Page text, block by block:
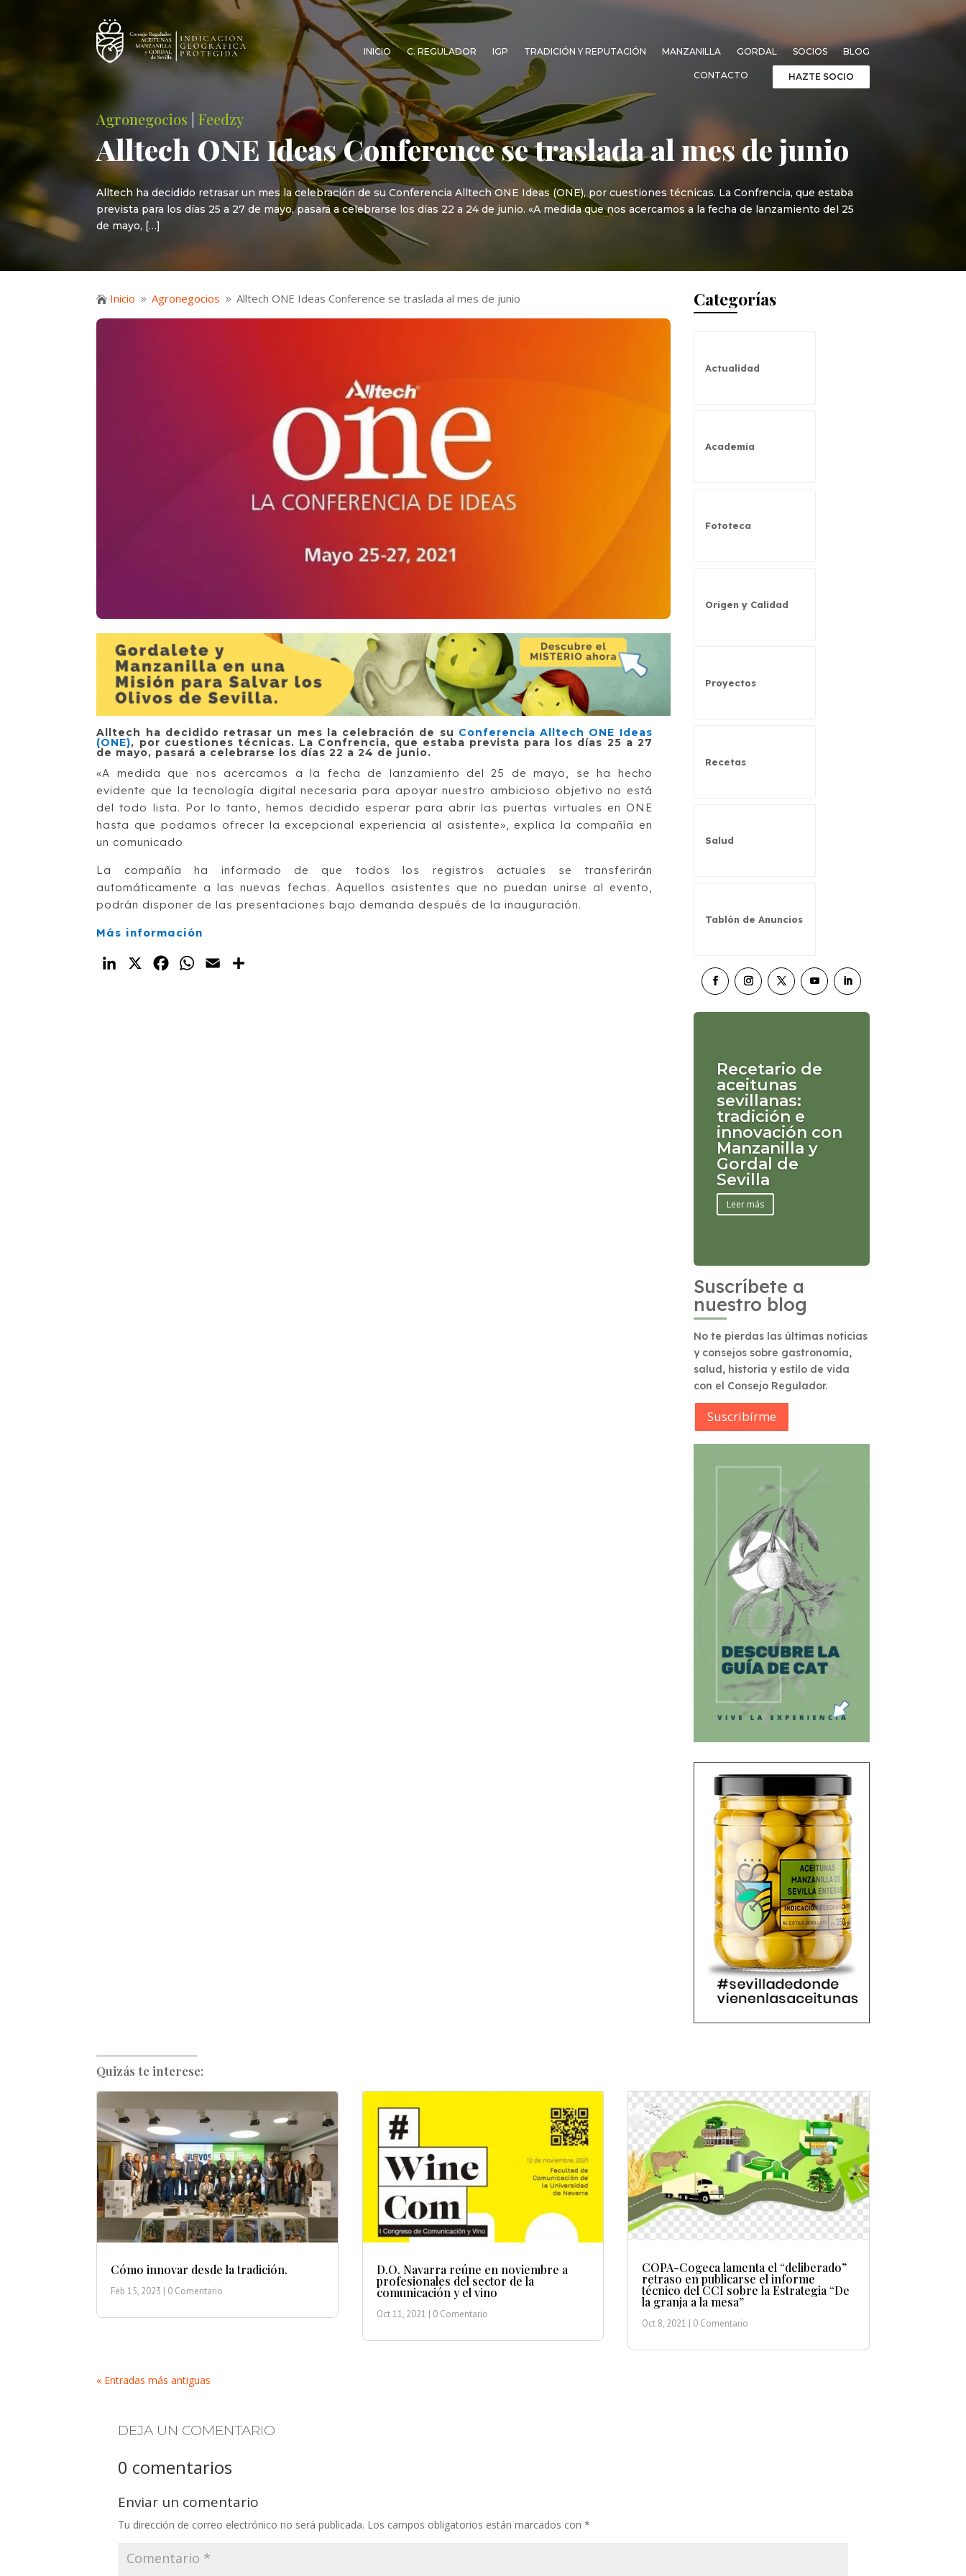
INICIO C. REGULADOR IGP TRADICIÓN Y REPUTACIÓN MANZANILLA GORDAL SOCIOS BLOG
CONTACTO HAZTE SOCIO
Agronegocios |Feedzy
Alltech ONE Ideas Conference se traslada al mes de junio
Alltech ha decidido retrasar un mes la celebración de su Conferencia Alltech ONE Ideas (ONE), por cuestiones técnicas. La Confrencia, que estaba
prevista para los días 25 a 27 de mayo, pasará a celebrarse los días 22 a 24 de junio. «A medida que nos acercamos a la fecha de lanzamiento del 25
de mayo, […]
 Inicio 9 Agronegocios 9 Alltech ONE Ideas Conference se traslada al mes de junio
Alltech ha decidido retrasar un mes la celebración de su Conferencia Alltech ONE Ideas
(ONE), por cuestiones técnicas. La Confrencia, que estaba prevista para los días 25 a 27
de mayo, pasará a celebrarse los días 22 a 24 de junio.
«A medida que nos acercamos a la fecha de lanzamiento del 25 de mayo, se ha hecho
evidente que la tecnología digital necesaria para apoyar nuestro ambicioso objetivo no está
del todo lista. Por lo tanto, hemos decidido esperar para abrir las puertas virtuales en ONE
hasta que podamos ofrecer la excepcional experiencia al asistente», explica la compañía en
un comunicado
La compañía ha informado de que todos los registros actuales se transferirán
automáticamente a las nuevas fechas. Aquellos asistentes que no puedan unirse al evento,
podrán disponer de las presentaciones bajo demanda después de la inauguración.
Más información
LinkedIn
X FacebookWhatsApp
Email
Categorías
Actualidad
Academia
Fototeca
Origen y Calidad
Proyectos
Recetas
Salud
Tablón de Anuncios
Recetario de
aceitunas
sevillanas:
tradición e
innovación con
Manzanilla y
Gordal de
Sevilla
Leer más
Suscríbete a
nuestro blog
No te pierdas las últimas noticias
y consejos sobre gastronomía,
salud, historia y estilo de vida
con el Consejo Regulador.
Suscribírme
Quizás te interese:
Cómo innovar desde la tradición.
Feb 15, 2023 | 0 Comentario
D.O. Navarra reúne en noviembre a
profesionales del sector de la
comunicación y el vino
Oct 11, 2021 | 0 Comentario
COPA-Cogeca lamenta el “deliberado”
retraso en publicarse el informe
técnico del CCI sobre la Estrategia “De
la granja a la mesa”
Oct 8, 2021 | 0 Comentario
« Entradas más antiguas
DEJA UN COMENTARIO
0 comentarios
Enviar un comentario
Tu dirección de correo electrónico no será publicada. Los campos obligatorios están marcados con*